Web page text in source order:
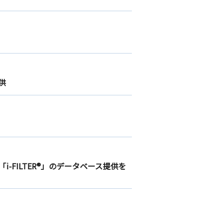
FILTER®」のデータベース提供を